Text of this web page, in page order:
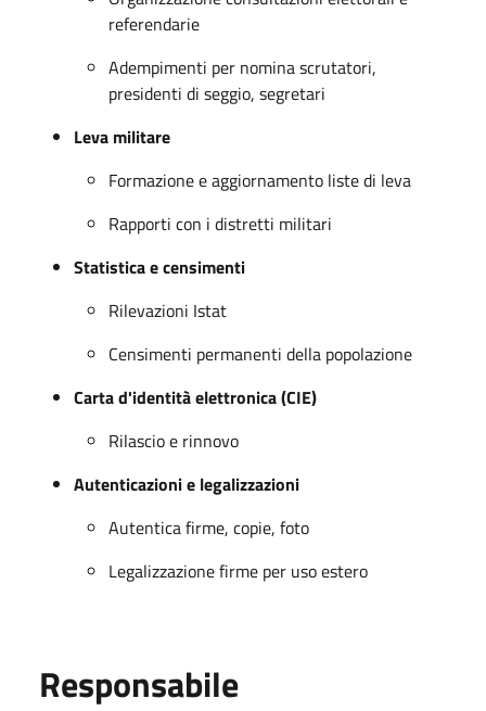
referendarie
Adempimenti per nomina scrutatori,
presidenti di seggio, segretari
Leva militare
Formazione e aggiornamento liste di leva
Rapporti con i distretti militari
Statistica e censimenti
Rilevazioni Istat
Censimenti permanenti della popolazione
Carta d'identità elettronica (CIE)
Rilascio e rinnovo
Autenticazioni e legalizzazioni
Autentica firme, copie, foto
Legalizzazione firme per uso estero
Responsabile